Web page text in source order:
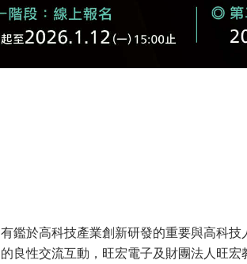
有鑑於高科技產業創新研發的重要與高科
的良性交流互動，旺宏電子及財團法人旺